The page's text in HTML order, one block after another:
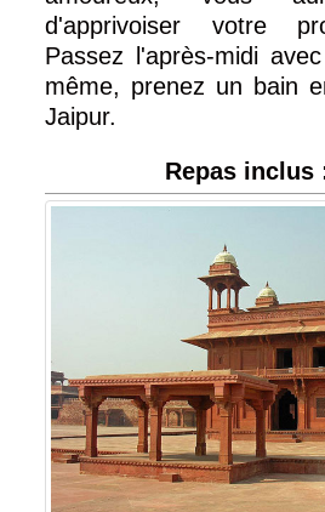
d'apprivoiser votre
Passez l'après-midi
même, prenez un bain
Jaipur.
Repas inclus